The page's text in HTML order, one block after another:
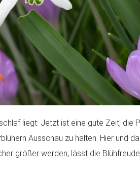
liegt: Jetzt ist eine gute Zeit, die
Ausschau zu halten. Hier und
größer werden, lässt die